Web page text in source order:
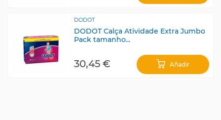
DODOT
DODOT Calça Atividade Extra Jumbo
Pack tamanho...
30,45 € Añadir